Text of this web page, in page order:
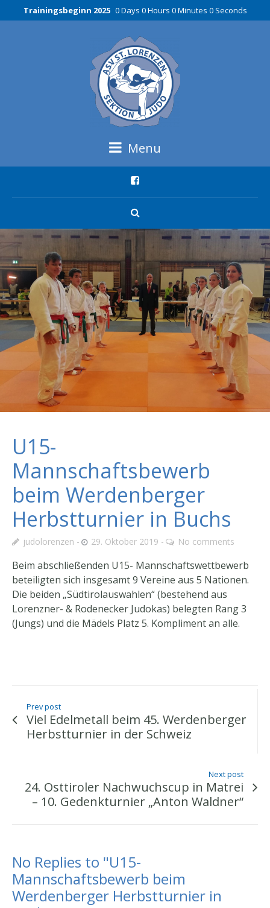
Trainingsbeginn 2025 0 Days 0 Hours 0 Minutes 0 Seconds
Menu
U15-
Mannschaftsbewerb
beim Werdenberger
Herbstturnier in Buchs
judolorenzen 29. Oktober 2019 No comments
Beim abschließenden U15- Mannschaftswettbewerb
beteiligten sich insgesamt 9 Vereine aus 5 Nationen.
Die beiden „Südtirolauswahlen“ (bestehend aus
Lorenzner- & Rodenecker Judokas) belegten Rang 3
(Jungs) und die Mädels Platz 5. Kompliment an alle.
Prev post
Viel Edelmetall beim 45. Werdenberger
Herbstturnier in der Schweiz
Next post
24. Osttiroler Nachwuchscup in Matrei
– 10. Gedenkturnier „Anton Waldner“
No Replies to "U15-
Mannschaftsbewerb beim
Werdenberger Herbstturnier in